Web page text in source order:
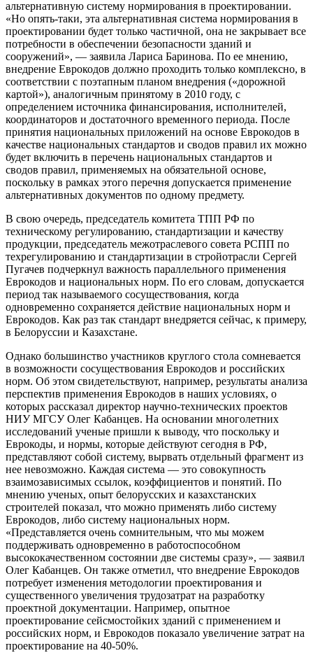
альтернативную систему нормирования в проектировании.
«Но опять-таки, эта альтернативная система нормирования в
проектировании будет только частичной, она не закрывает все
потребности в обеспечении безопасности зданий и
сооружений», — заявила Лариса Баринова. По ее мнению,
внедрение Еврокодов должно проходить только комплексно, в
соответствии с поэтапным планом внедрения («дорожной
картой»), аналогичным принятому в 2010 году, с
определением источника финансирования, исполнителей,
координаторов и достаточного временного периода. После
принятия национальных приложений на основе Еврокодов в
качестве национальных стандартов и сводов правил их можно
будет включить в перечень национальных стандартов и
сводов правил, применяемых на обязательной основе,
поскольку в рамках этого перечня допускается применение
альтернативных документов по одному предмету.
В свою очередь, председатель комитета ТПП РФ по
техническому регулированию, стандартизации и качеству
продукции, председатель межотраслевого совета РСПП по
техрегулированию и стандартизации в стройотрасли Сергей
Пугачев подчеркнул важность параллельного применения
Еврокодов и национальных норм. По его словам, допускается
период так называемого сосуществования, когда
одновременно сохраняется действие национальных норм и
Еврокодов. Как раз так стандарт внедряется сейчас, к примеру,
в Белоруссии и Казахстане.
Однако большинство участников круглого стола сомневается
в возможности сосуществования Еврокодов и российских
норм. Об этом свидетельствуют, например, результаты анализа
перспектив применения Еврокодов в наших условиях, о
которых рассказал директор научно-технических проектов
НИУ МГСУ Олег Кабанцев. На основании многолетних
исследований ученые пришли к выводу, что поскольку и
Еврокоды, и нормы, которые действуют сегодня в РФ,
представляют собой систему, вырвать отдельный фрагмент из
нее невозможно. Каждая система — это совокупность
взаимозависимых ссылок, коэффициентов и понятий. По
мнению ученых, опыт белорусских и казахстанских
строителей показал, что можно применять либо систему
Еврокодов, либо систему национальных норм.
«Представляется очень сомнительным, что мы можем
поддерживать одновременно в работоспособном
высококачественном состоянии две системы сразу», — заявил
Олег Кабанцев. Он также отметил, что внедрение Еврокодов
потребует изменения методологии проектирования и
существенного увеличения трудозатрат на разработку
проектной документации. Например, опытное
проектирование сейсмостойких зданий с применением и
российских норм, и Еврокодов показало увеличение затрат на
проектирование на 40-50%.